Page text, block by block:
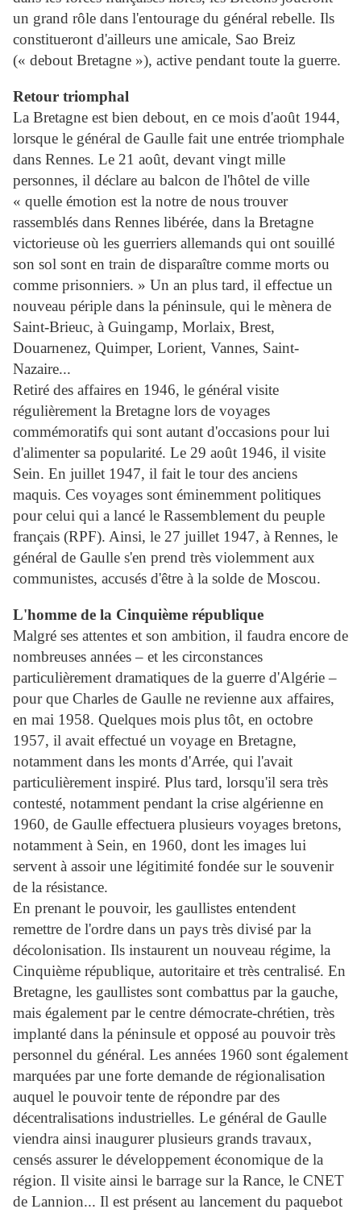
un grand rôle dans l'entourage du général rebelle. Ils
constitueront d'ailleurs une amicale, Sao Breiz
(« debout Bretagne »), active pendant toute la guerre.
Retour triomphal
La Bretagne est bien debout, en ce mois d'août 1944,
lorsque le général de Gaulle fait une entrée triomphale
dans Rennes. Le 21 août, devant vingt mille
personnes, il déclare au balcon de l'hôtel de ville
« quelle émotion est la notre de nous trouver
rassemblés dans Rennes libérée, dans la Bretagne
victorieuse où les guerriers allemands qui ont souillé
son sol sont en train de disparaître comme morts ou
comme prisonniers. » Un an plus tard, il effectue un
nouveau périple dans la péninsule, qui le mènera de
Saint-Brieuc, à Guingamp, Morlaix, Brest,
Douarnenez, Quimper, Lorient, Vannes, Saint-
Nazaire...
Retiré des affaires en 1946, le général visite
régulièrement la Bretagne lors de voyages
commémoratifs qui sont autant d'occasions pour lui
d'alimenter sa popularité. Le 29 août 1946, il visite
Sein. En juillet 1947, il fait le tour des anciens
maquis. Ces voyages sont éminemment politiques
pour celui qui a lancé le Rassemblement du peuple
français (RPF). Ainsi, le 27 juillet 1947, à Rennes, le
général de Gaulle s'en prend très violemment aux
communistes, accusés d'être à la solde de Moscou.
L'homme de la Cinquième république
Malgré ses attentes et son ambition, il faudra encore de
nombreuses années – et les circonstances
particulièrement dramatiques de la guerre d'Algérie –
pour que Charles de Gaulle ne revienne aux affaires,
en mai 1958. Quelques mois plus tôt, en octobre
1957, il avait effectué un voyage en Bretagne,
notamment dans les monts d'Arrée, qui l'avait
particulièrement inspiré. Plus tard, lorsqu'il sera très
contesté, notamment pendant la crise algérienne en
1960, de Gaulle effectuera plusieurs voyages bretons,
notamment à Sein, en 1960, dont les images lui
servent à assoir une légitimité fondée sur le souvenir
de la résistance.
En prenant le pouvoir, les gaullistes entendent
remettre de l'ordre dans un pays très divisé par la
décolonisation. Ils instaurent un nouveau régime, la
Cinquième république, autoritaire et très centralisé. En
Bretagne, les gaullistes sont combattus par la gauche,
mais également par le centre démocrate-chrétien, très
implanté dans la péninsule et opposé au pouvoir très
personnel du général. Les années 1960 sont également
marquées par une forte demande de régionalisation
auquel le pouvoir tente de répondre par des
décentralisations industrielles. Le général de Gaulle
viendra ainsi inaugurer plusieurs grands travaux,
censés assurer le développement économique de la
région. Il visite ainsi le barrage sur la Rance, le CNET
de Lannion... Il est présent au lancement du paquebot